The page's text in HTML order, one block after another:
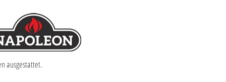
ausgestattet.